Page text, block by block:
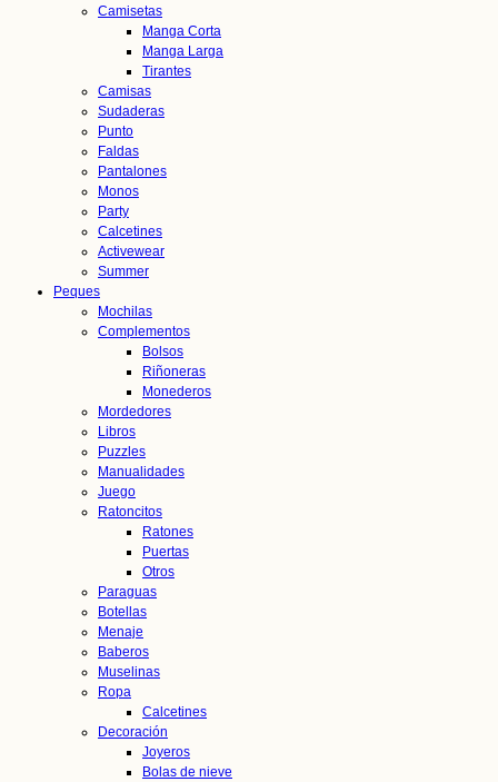
Camisetas
Manga Corta
Manga Larga
Tirantes
Camisas
Sudaderas
Punto
Faldas
Pantalones
Monos
Party
Calcetines
Activewear
Summer
Peques
Mochilas
Complementos
Bolsos
Riñoneras
Monederos
Mordedores
Libros
Puzzles
Manualidades
Juego
Ratoncitos
Ratones
Puertas
Otros
Paraguas
Botellas
Menaje
Baberos
Muselinas
Ropa
Calcetines
Decoración
Joyeros
Bolas de nieve